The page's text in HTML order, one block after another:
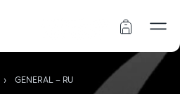
› GENERAL - RU